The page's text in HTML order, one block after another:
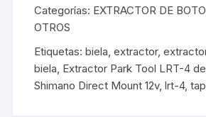
Plato
Shimano
Direct
Mount
12v
Categorías: EXTRACTOR DE
OTROS
Etiquetas:biela ,extractor,
biela Extractor Park Tool LRT-4
Shimano Direct Mount 12v,lrt-4,